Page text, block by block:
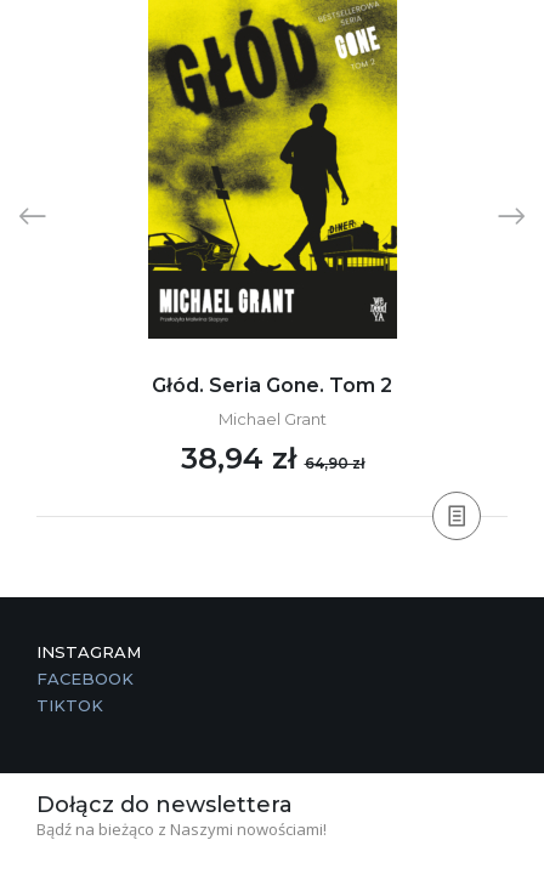
Głód. Seria Gone. Tom 2
Michael Grant
38,94 zł64,90 zł
INSTAGRAM
FACEBOOK
TIKTOK
Dołącz do newslettera
Bądź na bieżąco z Naszymi nowościami!